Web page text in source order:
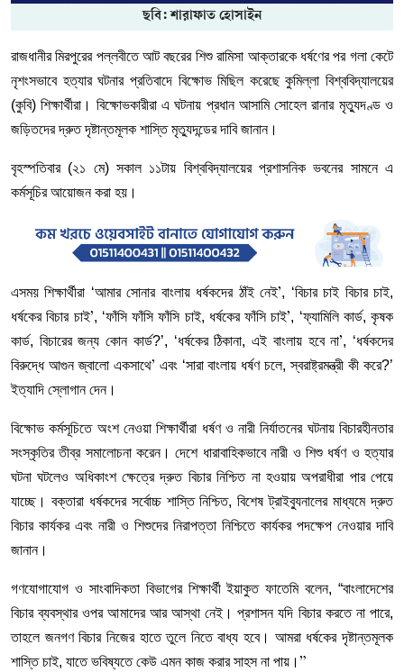
ছবি: শারাফাত হোসাইন
রাজধানীর মিরপুরের পল্লবীতে আট বছরের শিশু রামিসা আক্তারকে ধর্ষণের পর গলা কেটে
নৃশংসভাবে হত্যার ঘটনার প্রতিবাদে বিক্ষোভ মিছিল করেছে কুমিল্লা বিশ্ববিদ্যালয়ের
(কুবি) শিক্ষার্থীরা। বিক্ষোভকারীরা এ ঘটনায় প্রধান আসামি সোহেল রানার মৃত্যুদণ্ড ও
জড়িতদের দ্রুত দৃষ্টান্তমূলক শাস্তি মৃত্যুদন্ডের দাবি জানান।
বৃহস্পতিবার (২১ মে) সকাল ১১টায় বিশ্ববিদ্যালয়ের প্রশাসনিক ভবনের সামনে এ
কর্মসূচির আয়োজন করা হয়।
এসময় শিক্ষার্থীরা ‘আমার সোনার বাংলায় ধর্ষকদের ঠাঁই নেই’, ‘বিচার চাই বিচার চাই,
ধর্ষকের বিচার চাই’, ‘ফাঁসি ফাঁসি ফাঁসি চাই, ধর্ষকের ফাঁসি চাই’, ‘ফ্যামিলি কার্ড, কৃষক
কার্ড, বিচারের জন্য কোন কার্ড?’, ‘ধর্ষকের ঠিকানা, এই বাংলায় হবে না’, ‘ধর্ষকদের
বিরুদ্ধে আগুন জ্বালো একসাথে’ এবং ‘সারা বাংলায় ধর্ষণ চলে, স্বরাষ্ট্রমন্ত্রী কী করে?’
ইত্যাদি স্লোগান দেন।
বিক্ষোভ কর্মসূচিতে অংশ নেওয়া শিক্ষার্থীরা ধর্ষণ ও নারী নির্যাতনের ঘটনায় বিচারহীনতার
সংস্কৃতির তীব্র সমালোচনা করেন। দেশে ধারাবাহিকভাবে নারী ও শিশু ধর্ষণ ও হত্যার
ঘটনা ঘটলেও অধিকাংশ ক্ষেত্রে দ্রুত বিচার নিশ্চিত না হওয়ায় অপরাধীরা পার পেয়ে
যাচ্ছে। বক্তারা ধর্ষকদের সর্বোচ্চ শাস্তি নিশ্চিত, বিশেষ ট্রাইব্যুনালের মাধ্যমে দ্রুত
বিচার কার্যকর এবং নারী ও শিশুদের নিরাপত্তা নিশ্চিতে কার্যকর পদক্ষেপ নেওয়ার দাবি
জানান।
গণযোগাযোগ ও সাংবাদিকতা বিভাগের শিক্ষার্থী ইয়াকুত ফাতেমি বলেন, “বাংলাদেশের
বিচার ব্যবস্থার ওপর আমাদের আর আস্থা নেই। প্রশাসন যদি বিচার করতে না পারে,
তাহলে জনগণ বিচার নিজের হাতে তুলে নিতে বাধ্য হবে। আমরা ধর্ষকের দৃষ্টান্তমূলক
শাস্তি চাই, যাতে ভবিষ্যতে কেউ এমন কাজ করার সাহস না পায়। ”